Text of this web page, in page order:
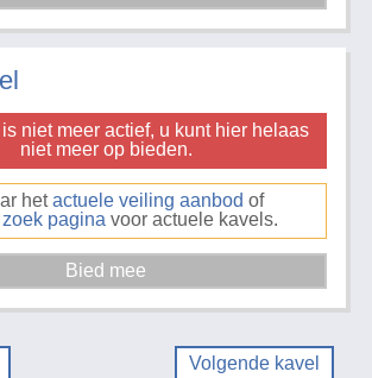
niet meer actief, u kunt hier helaas
niet meer op bieden.
hetactuele veiling aanbod of
zoek pagina voor actuele kavels.
Volgende kavel